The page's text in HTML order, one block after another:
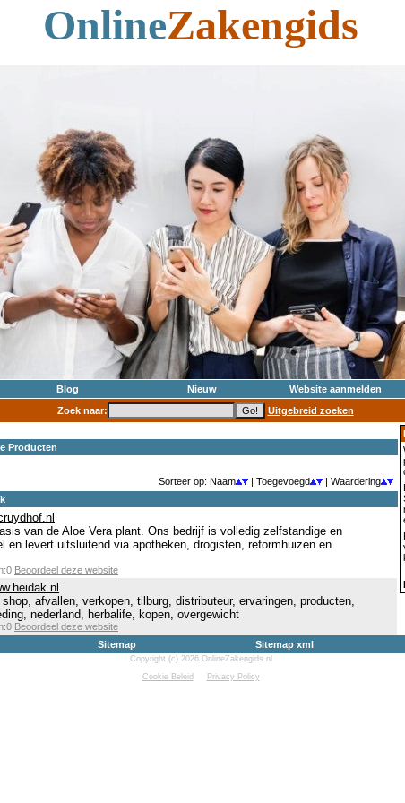
OnlineZakengids
Blog Nieuw Website aanmelden
Zoek naar:
Uitgebreid zoeken
Producten
Sorteer op: Naam | Toegevoegd
| Waardering
van de Aloe Vera plant. Ons bedrijf is volledig zelfstandige en
en levert uitsluitend via apotheken, drogisten, reformhuizen en
Beoordeel deze website
afvallen, verkopen, tilburg, distributeur, ervaringen, producten,
nederland, herbalife, kopen, overgewicht
Beoordeel deze website
Sitemap Sitemap xml
Copyright (c) 2026 OnlineZakengids.nl
Cookie Beleid
Privacy Policy